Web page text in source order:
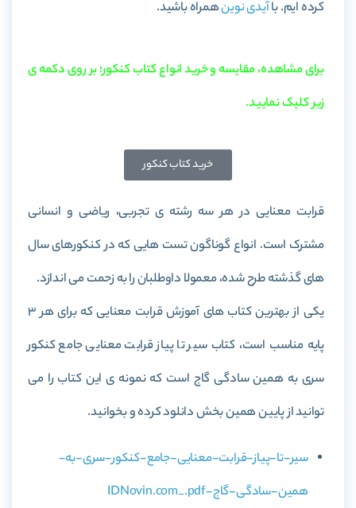
کرده ایم. باآیدی نوینهمراه باشید.
برای مشاهده، مقایسه و خرید انواع کتاب کنکور؛ بر روی دکمه ی
زیر کلیک نمایید.
خرید کتاب کنکور
قرابت معنایی در هر سه رشته ی تجربی، ریاضی و انسانی
مشترک است. انواع گوناگون تست هایی که در کنکورهای سال
های گذشته طرح شده، معمولا داوطلبان را به زحمت می اندازد.
یکی از بهترین کتاب های آموزش قرابت معنایی که برای هر 3
پایه مناسب است، کتابسیر تا پیاز قرابت معنایی جامع کنکور
سری به همین سادگی گاج است که نمونه ی این کتاب را می
توانید از پایین همین بخش دانلود کرده و بخوانید.
سیر-تا-پیاز-قرابت-معنایی-جامع-کنکور-سری-به-
همین-سادگی-گاج-IDNovin.com_.pdf